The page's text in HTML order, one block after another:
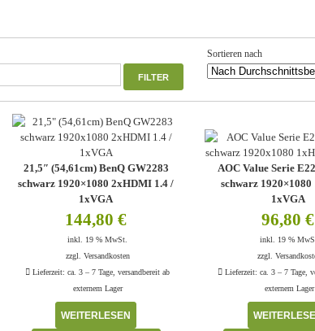
FILTER
Sortieren nach
21,5″ (54,61cm) BenQ GW2283
schwarz 1920×1080 2xHDMI 1.4 /
1xVGA
144,80€
inkl. 19 % MwSt.
zzgl. Versandkosten
Lieferzeit:ca. 3 – 7 Tage, versandbereit ab
externem Lager
WEITERLESEN
AOC Value Serie
schwarz
1xVGA
96,80€
inkl. 19 %
zzgl.
Lieferzeit: ca. 3 – 7 Tage,
externem Lager